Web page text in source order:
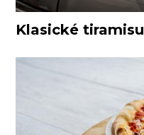
Klasické tiramisu